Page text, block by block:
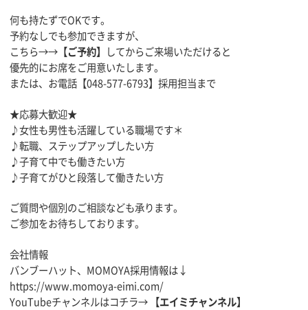
何も持たずでOKです。
予約なしでも参加できますが、
こちら→→ 【ご予約】 してからご来場いただけると
優先的にお席をご用意いたします。
または、お電話【048-577-6793】採用担当まで
★応募大歓迎★
♪女性も男性も活躍している職場です＊
♪転職、ステップアップしたい方
♪子育て中でも働きたい方
♪子育てがひと段落して働きたい方
ご質問や個別のご相談なども承ります。
ご参加をお待ちしております。
会社情報
バンブーハット、MOMOYA採用情報は↓
https://www.momoya-eimi.com/
YouTubeチャンネルはコチラ→ 【エイミチャンネル】